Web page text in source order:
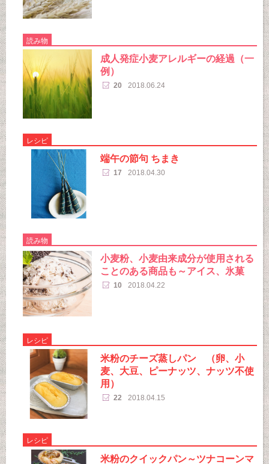
読み物
成人発症小麦アレルギーの経過（一
例）
20 2018.06.24
レシピ
端午の節句 ちまき
17 2018.04.30
読み物
小麦粉、小麦由来成分が使用される
ことのある商品も～アイス、氷菓
10 2018.04.22
レシピ
米粉のチーズ蒸しパン （卵、小
麦、大豆、ピーナッツ、ナッツ不使
用）
22 2018.04.15
レシピ
米粉のクイックパン～ツナコーンマ